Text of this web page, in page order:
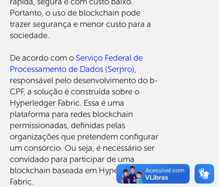
Portanto, o uso de blockchain pode
trazer segurança e menor custo para a
sociedade.
De acordo com o Serviço Federal de
Processamento de Dados (Serpro)
responsável pelo desenvolvimento do b-
CPF, a solução é construída sobre o
Hyperledger Fabric. Essa é uma
plataforma para redes blockchain
permissionadas, definidas pelas
organizações que pretendem configurar
um consórcio. Ou seja, é necessário ser
convidado para participar de uma
blockchain baseada em Hyperledger
Fabric.